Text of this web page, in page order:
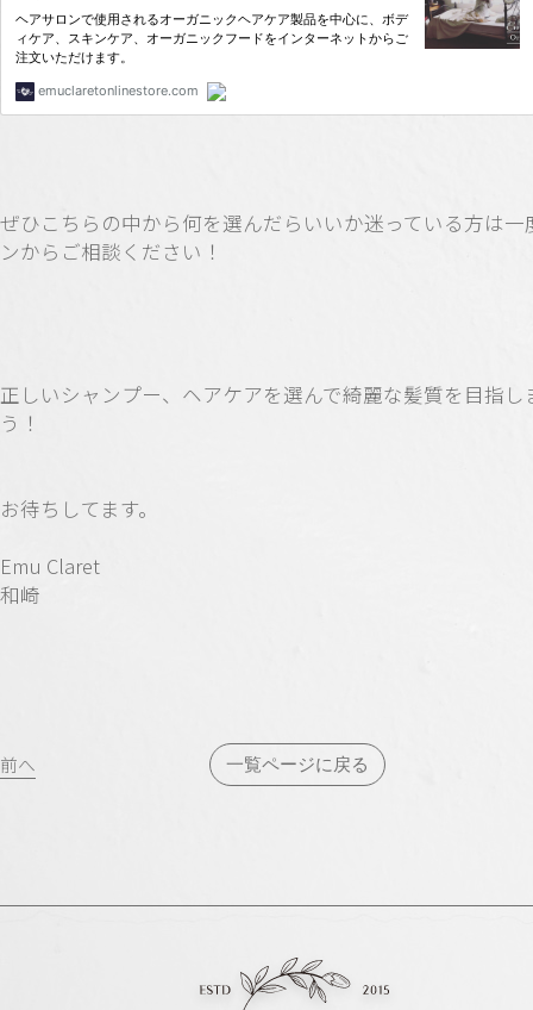
ぜひこちらの中から何を選んだらいいか迷っている方は一
ンからご相談ください！
正しいシャンプー、ヘアケアを選んで綺麗な髪質を目指し
う！
お待ちしてます。
Emu Claret
和崎
投
前へ 一覧ページに戻る